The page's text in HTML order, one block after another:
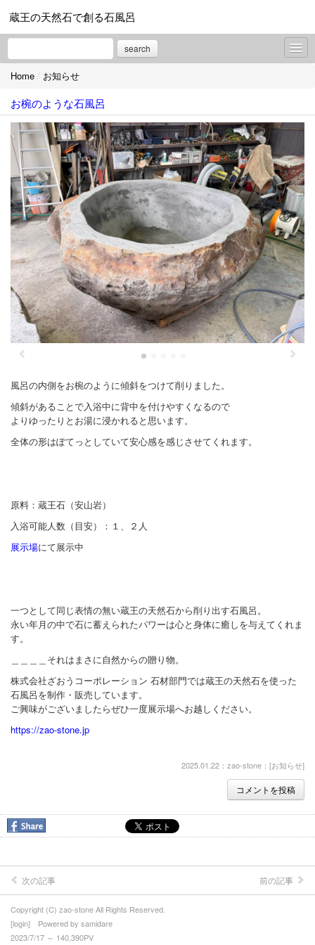
蔵王の天然石で創る石風呂
search
お知らせ
プロフィール
お問合せ
Home / お知らせ
お椀のような石風呂
風呂の内側をお椀のように傾斜をつけて削りました。
傾斜があることで入浴中に背中を付けやすくなるので
よりゆったりとお湯に浸かれると思います。
全体の形はぽてっとしていて安心感を感じさせてくれます。
原料：蔵王石（安山岩）
入浴可能人数（目安）：１、２人
展示場にて展示中
一つとして同じ表情の無い蔵王の天然石から削り出す石風呂。
永い年月の中で石に蓄えられたパワーは心と身体に癒しを与えてくれま
す。
＿＿＿＿それはまさに自然からの贈り物。
株式会社ざおうコーポレーション 石材部門では蔵王の天然石を使った
石風呂を制作・販売しています。
ご興味がございましたらぜひ一度展示場へお越しください。
https://zao-stone.jp
2025.01.22：zao-stone：[お知らせ]
コメントを投稿
次の記事 前の記事
Copyright (C) zao-stone All Rights Reserved.
[login] Powered by samidare
2023/7/17 ～ 140,390PV